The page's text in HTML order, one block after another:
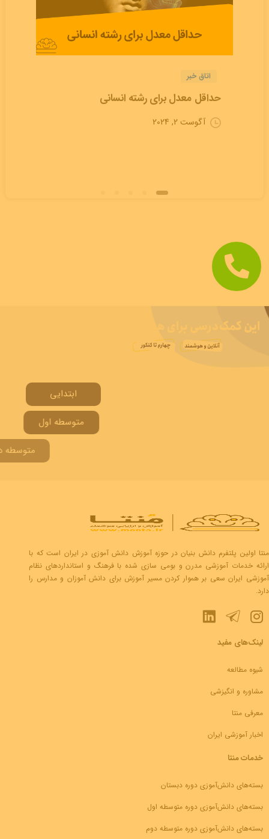
اتاق خبر
حداقل معدل برای رشته انسانی
آگوست 2, 2024
ابتدایی
متوسطه اول
منتا اولین پلتفرم دانش بنیان در حوزه آموزش دانش آموزی در ایران است که با
ارائه خدمات آموزشی مدرن و بومی سازی شده با فرهنگ و استانداردهای نظام
آموزشی ایران سعی بر هموار کردن مسیر آموزش برای دانش آموزان و مدارس را
دارد.
لینک‌های مفید
شیوه مطالعه
مشاوره و انگیزشی
معرفی منتا
اخبار آموزشی ایران
خدمات منتا
بسته‌های دانش‌آموزی دوره دبستان
بسته‌های دانش‌آموزی دوره متوسطه اول
بسته‌های دانش‌آموزی دوره متوسطه دوم